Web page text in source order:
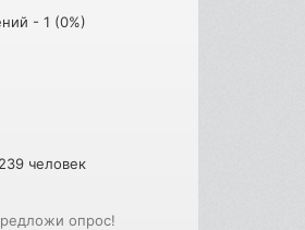
- 1 (0%)
человек
опрос!